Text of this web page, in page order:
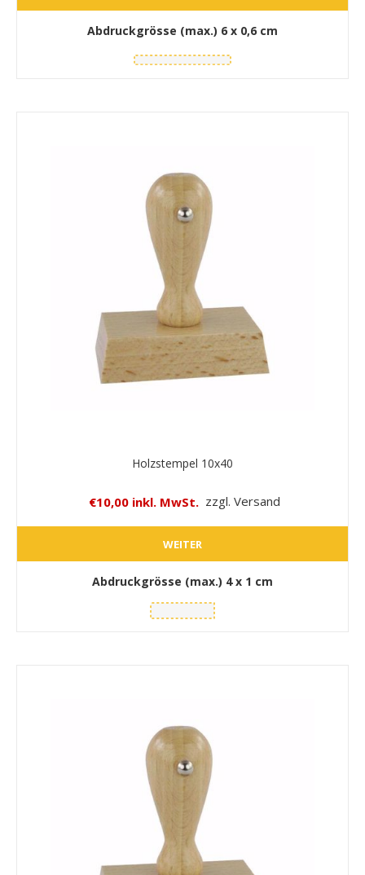
Abdruckgrösse (max.) 6 x 0,6 cm
Holzstempel 10x40
€10,00 inkl. MwSt. zzgl. Versand
WEITER
Abdruckgrösse (max.) 4 x 1 cm